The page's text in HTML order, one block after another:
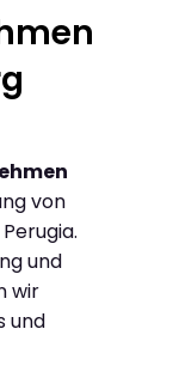
von
und
wir
und